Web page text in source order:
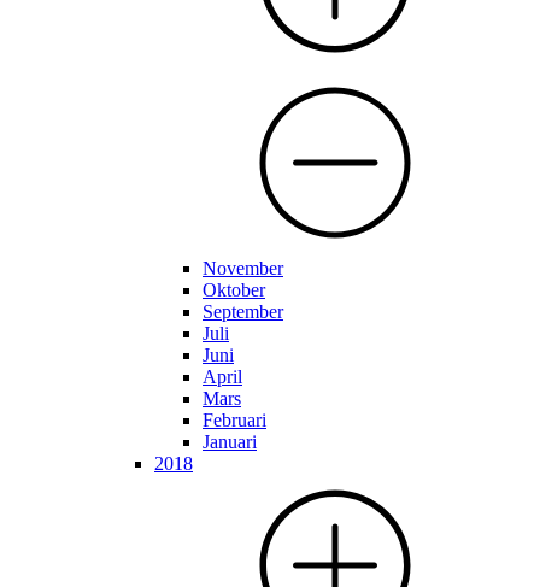
November
Oktober
September
Juli
Juni
April
Mars
Februari
Januari
2018